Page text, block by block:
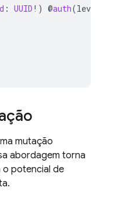
: UUID !) @auth(level
mutação
abordagem torna
o potencial de